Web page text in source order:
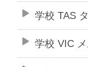
学校 TAS
学校 VIC